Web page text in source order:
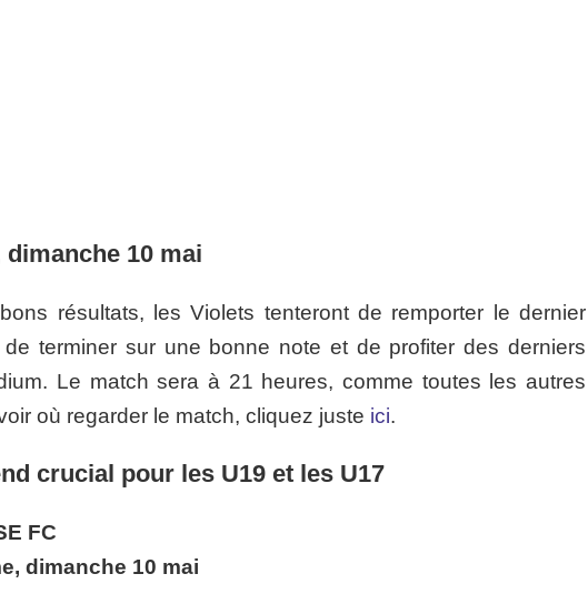
10 mai
résultats, les Violets tenteront de remporter le dernier
terminer sur une bonne note et de profiter des derniers
Le match sera à 21 heures, comme toutes les autres
où regarder le match, cliquez juste ici.
crucial pour les U19 et les U17
FC
dimanche 10 mai